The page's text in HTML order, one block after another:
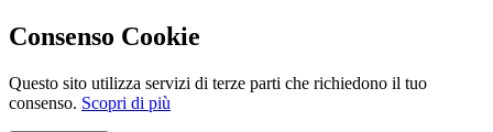
Consenso Cookie
Questo sito utilizza servizi di terze parti che richiedono il tuo
consenso. Scopri di più